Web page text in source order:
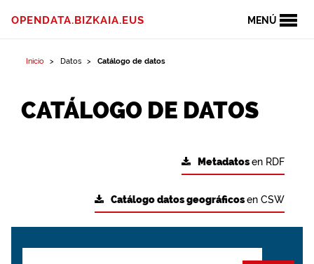
MENÚ
OPENDATA.BIZKAIA.EUS
Inicio Datos Catálogo de datos
CATÁLOGO DE DATOS
Metadatosen RDF
Catálogo datos geográficosen CSW